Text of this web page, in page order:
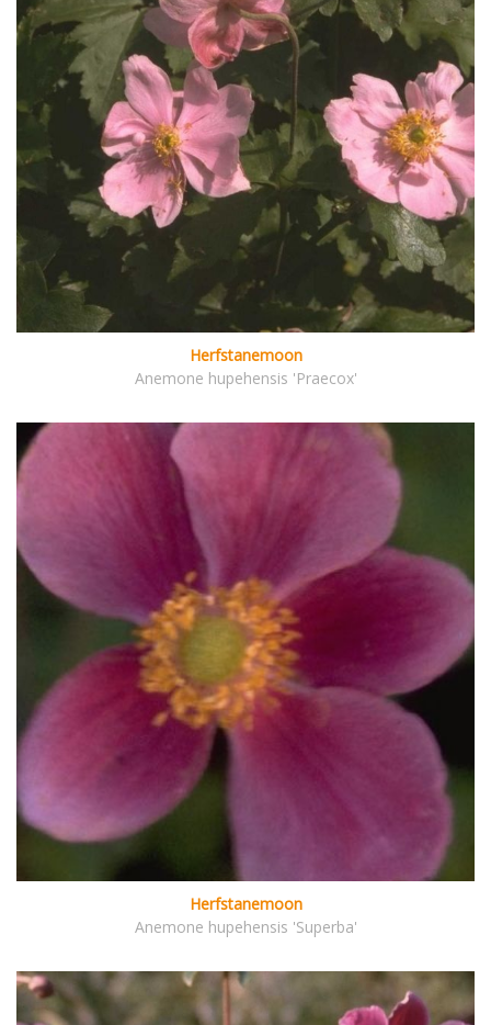
Herfstanemoon
Anemone hupehensis 'Praecox'
Herfstanemoon
Anemone hupehensis 'Superba'